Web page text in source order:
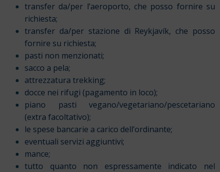
transfer da/per l’aeroporto, che posso fornire su
richiesta;
transfer da/per stazione di Reykjavík, che posso
fornire su richiesta;
pasti non menzionati;
sacco a pela;
attrezzatura trekking;
docce nei rifugi (pagamento in loco);
piano pasti vegano/vegetariano/pescetariano
(extra facoltativo);
le spese bancarie a carico dell’ordinante;
eventuali servizi aggiuntivi;
mance;
tutto quanto non espressamente indicato nel